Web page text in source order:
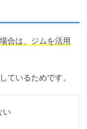
合は、ジムを活用
ているためです。
い